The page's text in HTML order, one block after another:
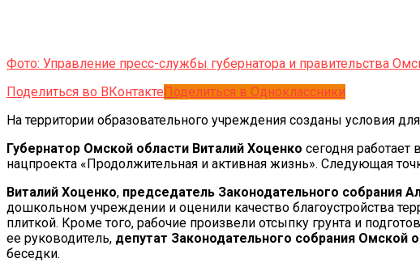
Фото: Управление пресс-службы губернатора и правительства
Поделиться во ВКонтактеПоделиться в Одноклассники
На территории образовательного учреждения созданы условия
Губернатор Омской области Виталий Хоценко сегодня
нацпроекта «Продолжительная и активная жизнь». Следующая
Виталий Хоценко, председатель Законодательного собрания
дошкольном учреждении и оценили качество благоустройства
плиткой. Кроме того, рабочие произвели отсыпку грунта и
ее руководитель, депутат Законодательного собрания Омской
беседки.